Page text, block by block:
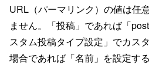
URL（パーマリンク）の値は任
ません。「投稿」であれば「
スタム投稿タイプ設定」でカス
場合であれば「名前」を設定す